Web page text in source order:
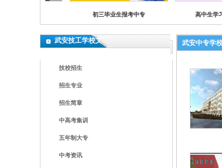
初三毕业生报考中专 高中生学
武安技工学校文
技校招生
招生专业
招生简章
中高考集训
五年制大专
中考资讯
武安中专学